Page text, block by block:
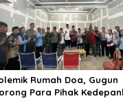
Rumah Doa, Gugun
Para Pihak